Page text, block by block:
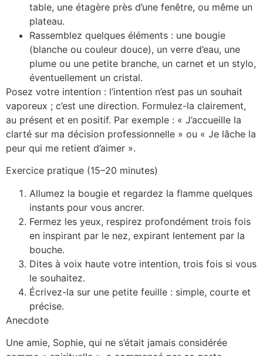
table, une étagère près d’une fenêtre, ou même un
plateau.
Rassemblez quelques éléments : une bougie
(blanche ou couleur douce), un verre d’eau, une
plume ou une petite branche, un carnet et un stylo,
éventuellement un cristal.
Posez votre intention : l’intention n’est pas un souhait
vaporeux ; c’est une direction. Formulez-la clairement,
au présent et en positif. Par exemple : « J’accueille la
clarté sur ma décision professionnelle » ou « Je lâche la
peur qui me retient d’aimer ».
Exercice pratique (15–20 minutes)
Allumez la bougie et regardez la flamme quelques
instants pour vous ancrer.
Fermez les yeux, respirez profondément trois fois
en inspirant par le nez, expirant lentement par la
bouche.
Dites à voix haute votre intention, trois fois si vous
le souhaitez.
Écrivez-la sur une petite feuille : simple, courte et
précise.
Anecdote
Une amie, Sophie, qui ne s’était jamais considérée